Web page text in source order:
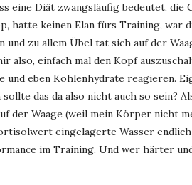
eine Diät zwangsläufig bedeutet,
hatte keinen Elan fürs Training, war
zu allem Übel tat sich auf der
also, einfach mal den Kopf
und eben Kohlenhydrate reagieren.
das da also nicht auch so sein?
der Waage (weil mein Körper nicht
eingelagerte Wasser
im Training. Und wer härter